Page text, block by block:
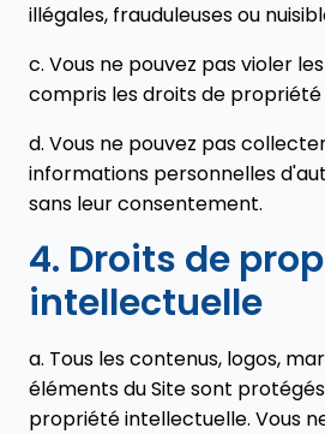
illégales, frauduleuses ou
c. Vous ne pouvez pas violer
compris les droits de
d. Vous ne pouvez pas
informations personnelles
sans leur consentement.
4. Droits de
intellectuelle
a. Tous les contenus, logos,
éléments du Site sont
propriété intellectuelle. Vous